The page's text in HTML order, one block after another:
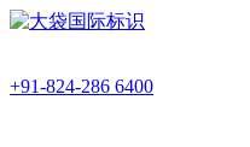
+91-824-286 6400